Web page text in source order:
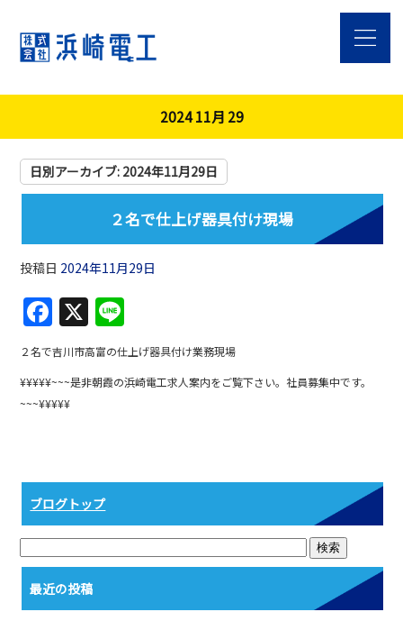
2024 11月 29
日別アーカイブ: 2024年11月29日
２名で仕上げ器具付け現場
投稿日 2024年11月29日
F
a
c
e
o
k
X
n
e
２名で吉川市高富の仕上げ器具付け業務現場
¥¥¥¥¥~~~是非朝霞の浜崎電工求人案内をご覧下さい。社員募集中です。
~~~¥¥¥¥¥
ブログトップ
最近の投稿